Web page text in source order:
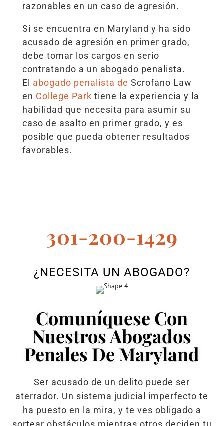
razonables en un caso de agresión.
Si se encuentra en Maryland y ha sido
acusado de agresión en primer grado,
debe tomar los cargos en serio
contratando a un abogado penalista.
El abogado penalista de Scrofano Law
en College Park tiene la experiencia y la
habilidad que necesita para asumir su
caso de asalto en primer grado, y es
posible que pueda obtener resultados
favorables.
301-200-1429
¿NECESITA UN ABOGADO?
Comuníquese Con
Nuestros Abogados
Penales De Maryland
Ser acusado de un delito puede ser
aterrador. Un sistema judicial imperfecto te
ha puesto en la mira, y te ves obligado a
sortear obstáculos mientras otros deciden tu